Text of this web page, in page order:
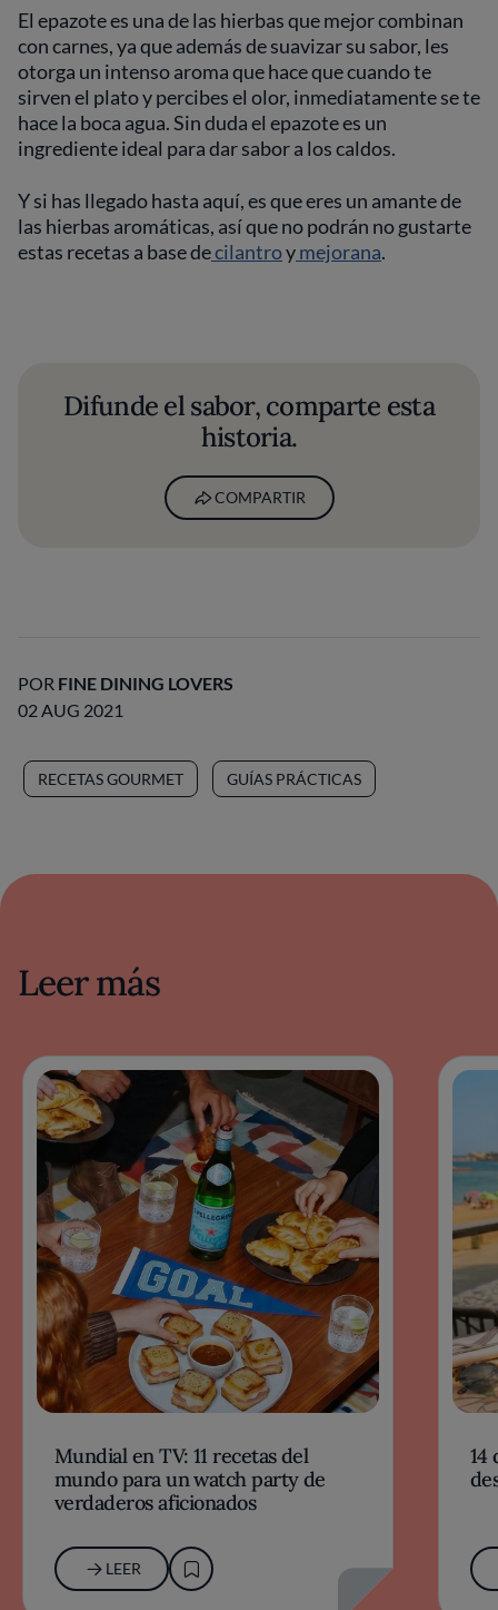
El epazote es una de las hierbas que mejor combinan
con carnes, ya que además de suavizar su sabor, les
otorga un intenso aroma que hace que cuando te
sirven el plato y percibes el olor, inmediatamente se te
hace la boca agua. Sin duda el epazote es un
ingrediente ideal para dar sabor a los caldos.
Y si has llegado hasta aquí, es que eres un amante de
las hierbas aromáticas, así que no podrán no gustarte
estas recetas a base decilantroymejorana.
Difunde el sabor, comparte esta
historia.
COMPARTIR
POR FINE DINING LOVERS
02 AUG 2021
RECETAS GOURMET GUÍAS PRÁCTICAS
Leer más
Mundial en TV: 11 recetas del
mundo para un watch party de
verdaderos aficionados
LEER
14